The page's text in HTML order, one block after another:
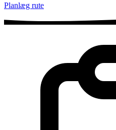
Planlæg rute